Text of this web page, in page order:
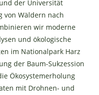
der Universität
von Wäldern nach
wir moderne
und ökologische
im Nationalpark Harz
der Baum-Sukzession
Ökosystemerholung
mit Drohnen- und